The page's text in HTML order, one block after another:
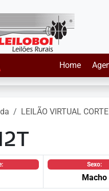
Home
LEILÃO VIRTUAL
Sexo:
Macho